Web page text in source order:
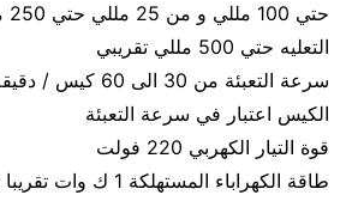
التعليه حتي 500 مللي تقريبي
سرعة التعبئة من 30
الكيس اعتبار في سرعة التعبئة
قوة التيار الكهربي 220 فولت
طاقة الكهراباء المستهلكة